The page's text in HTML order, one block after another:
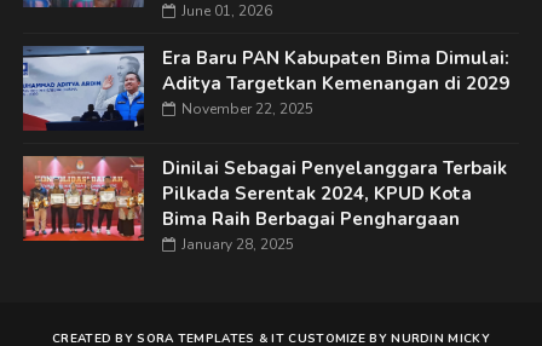
June 01, 2026
Era Baru PAN Kabupaten Bima Dimulai:
Aditya Targetkan Kemenangan di 2029
November 22, 2025
Dinilai Sebagai Penyelanggara Terbaik
Pilkada Serentak 2024, KPUD Kota
Bima Raih Berbagai Penghargaan
January 28, 2025
CREATED BYSORA TEMPLATES &IT CUSTOMIZE BYNURDIN MICKY